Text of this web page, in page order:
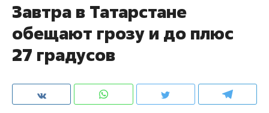
Завтра в Татарстане
обещают грозу и до плюс
27 градусов